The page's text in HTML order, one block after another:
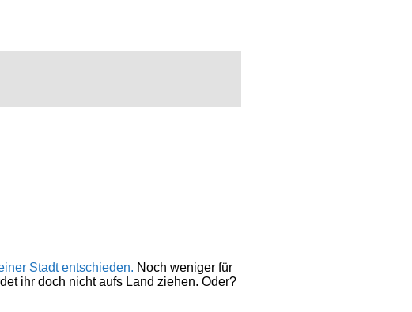
Stadt entschieden. Noch weniger für
ihr doch nicht aufs Land ziehen. Oder?